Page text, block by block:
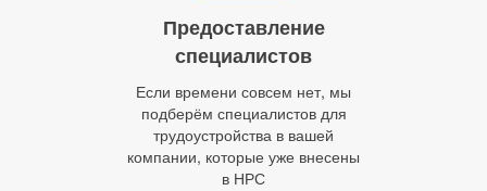
Предоставление
специалистов
Если времени совсем нет, мы
подберём специалистов для
трудоустройства в вашей
компании, которые уже внесены
в НРС